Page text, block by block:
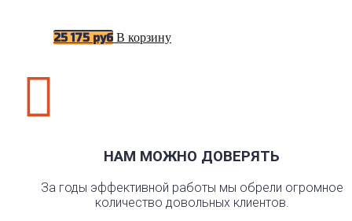
25 175 руб В корзину

НАМ МОЖНО ДОВЕРЯТЬ
За годы эффективной работы мы обрели огромное
количество довольных клиентов.